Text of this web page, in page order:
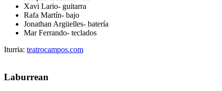
Xavi Lario- guitarra
Rafa Martín- bajo
Jonathan Argüelles- batería
Mar Ferrando- teclados
Iturria: teatrocampos.com
Laburrean